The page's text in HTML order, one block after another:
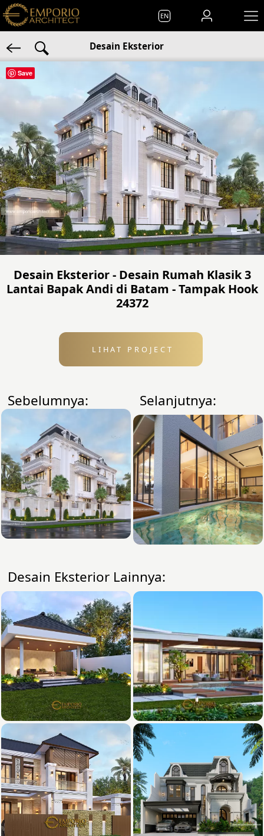
EN
Desain Eksterior
Desain Eksterior - Desain Rumah Klasik 3
Lantai Bapak Andi di Batam - Tampak Hook
24372
LIHAT PROJECT
Sebelumnya: Selanjutnya:
Desain Eksterior Lainnya:
Save